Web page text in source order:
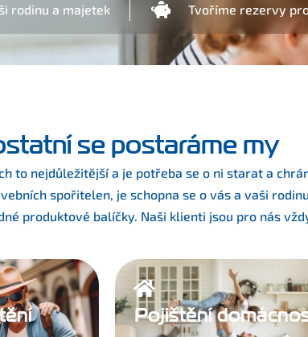
rodinu a majetek Tvoříme rezervy
se postaráme my
to nejdůležitější a je potřeba se o ni starat a
spořitelen, je schopna se o vás a vaši
produktové balíčky. Naši klienti jsou pro nás
Pojištění